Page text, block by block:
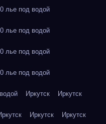
лье под водой
лье под водой
лье под водой
лье под водой
Иркутск Иркутск
Иркутск Иркутск